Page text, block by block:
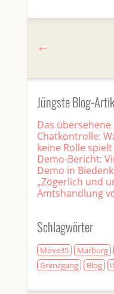
Jüngste Blog-
Das übersehene
Chatkontrolle:
keine Rolle spielt
Demo-Bericht:
Demo in
„Zögerlich und
Amtshandlung
Schlagwörter
Move35 Marburg
Grenzgang
Blog